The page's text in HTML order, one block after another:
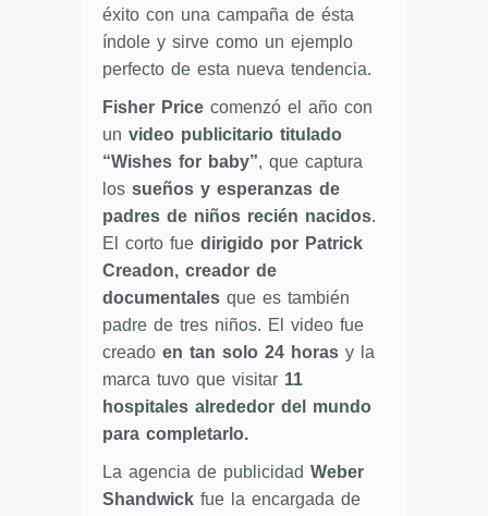
éxito con una campaña de ésta
índole y sirve como un ejemplo
perfecto de esta nueva tendencia.
Fisher Price comenzó el año con
un video publicitario titulado
“Wishes for baby”, que captura
los sueños y esperanzas de
padres de niños recién nacidos.
El corto fue dirigido por Patrick
Creadon, creador de
documentales que es también
padre de tres niños. El video fue
creado en tan solo 24 horas y la
marca tuvo que visitar 11
hospitales alrededor del mundo
para completarlo.
La agencia de publicidad Weber
Shandwick fue la encargada de